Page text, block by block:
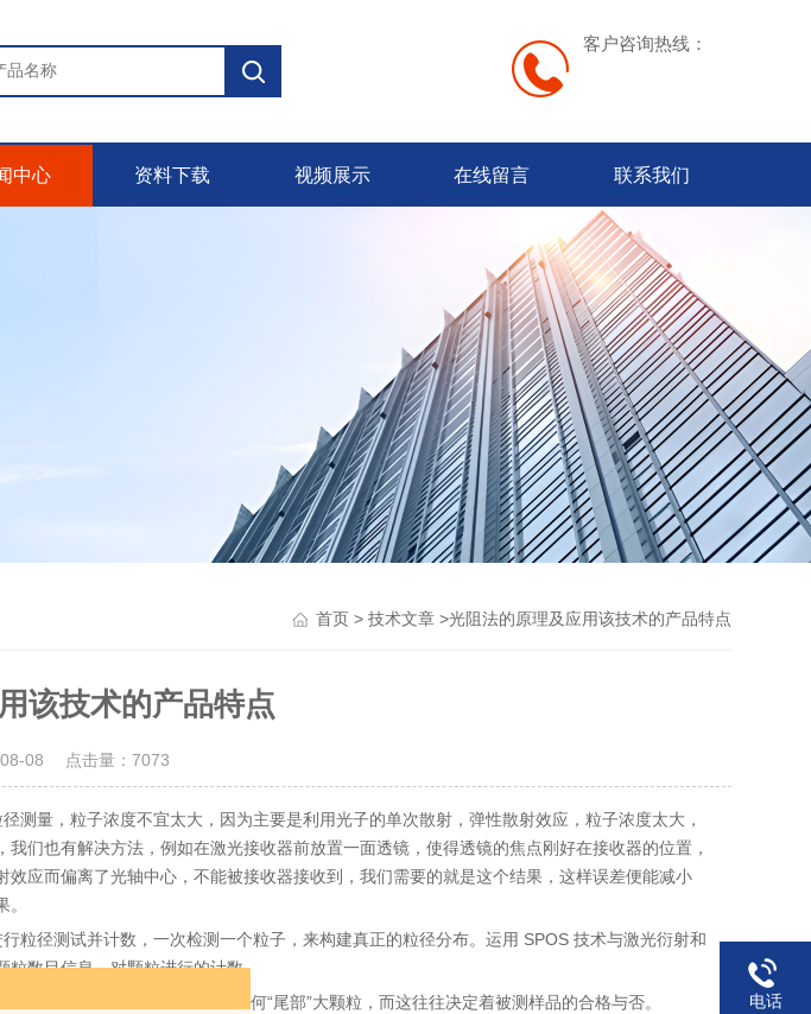
客户咨询热线：
中心 资料下载 视频展示 在线留言 联系我们
首页> 技术文章>光阻法的原理及应用该技术的产品特点
该技术的产品特点
08 点击量： 7073
量，粒子浓度不宜太大，因为主要是利用光子的单次散射，弹性散射效应，粒子浓度太大，
们也有解决方法，例如在激光接收器前放置一面透镜，使得透镜的焦点刚好在接收器的位置，
应而偏离了光轴中心，不能被接收器接收到，我们需要的就是这个结果，这样误差便能减小
粒径测试并计数，一次检测一个粒子，来构建真正的粒径分布。运用 SPOS 技术与激光衍射和
数目信息，对颗粒进行的计数。
780 系列仪器不会错过任何“尾部”大颗粒，而这往往决定着被测样品的合格与否。
电话